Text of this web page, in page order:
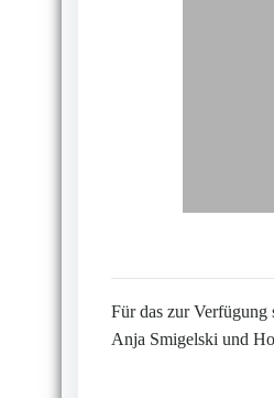
Für das zur Verfügung
Anja Smigelski und